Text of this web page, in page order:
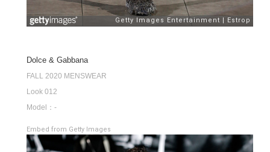
Dolce & Gabbana
FALL 2020 MENSWEAR
Look 012
Model：-
Embed from Getty Images